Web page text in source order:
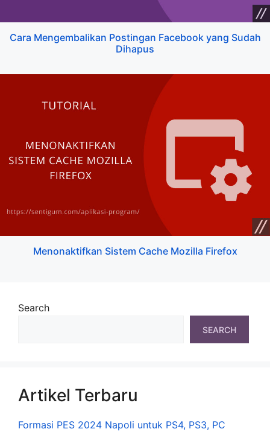
Cara Mengembalikan Postingan Facebook yang Sudah
Dihapus
Menonaktifkan Sistem Cache Mozilla Firefox
Search
SEARCH
Artikel Terbaru
Formasi PES 2024 Napoli untuk PS4, PS3, PC